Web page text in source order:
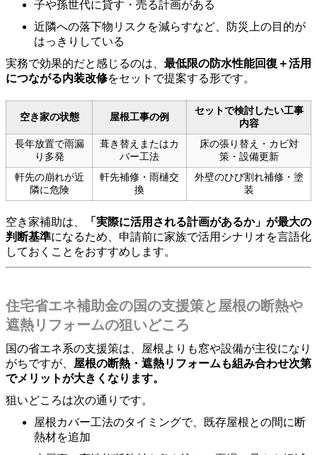
子や孫世代に貸す・売る計画がある
近隣への落下物リスクを減らすなど、防災上の目的が
はっきりしている
実務で効果的だと感じるのは、 最低限の防水性能回復＋活用
につながる内装改修をセットで提案する形です。
空き家の状態 屋根工事の例
セットで検討したい工事
内容
長年放置で雨漏
り多発
葺き替えまたはカ
バー工法
床の張り替え・カビ対
策・設備更新
軒先の崩れが近
隣に危険
軒先補修・雨樋交
換
外壁のひび割れ補修・塗
装
空き家補助は、
「実際に活用される計画があるか」が最大の
判断基準になるため、申請前に家族で活用シナリオを言語化
しておくことをおすすめします。
住宅省エネ補助金の国の支援策と屋根の断熱や
遮熱リフォームの狙いどころ
国の省エネ系の支援策は、屋根よりも窓や設備が主役になり
がちですが、 屋根の断熱・遮熱リフォームも組み合わせ次第
でメリットが大きくなります。
狙いどころは次の通りです。
屋根カバー工法のタイミングで、既存屋根との間に断
熱材を追加